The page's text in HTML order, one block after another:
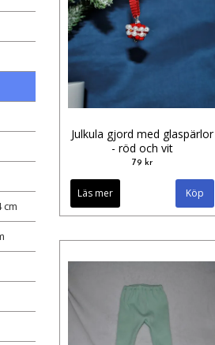
cm
Julkula gjord med glaspärlor
- röd och vit
79 kr
Läs mer